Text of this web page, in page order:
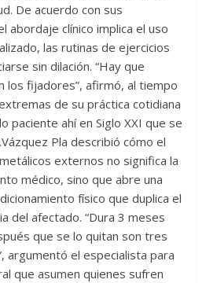
De acuerdo con sus
abordaje clínico implica el uso
las rutinas de ejercicios
sin dilación. “Hay que
los fijadores”, afirmó, al tiempo
de su práctica cotidiana
paciente ahí en Siglo XXI que se
Pla describió cómo el
externos no significa la
médico, sino que abre una
físico que duplica el
del afectado. “Dura 3 meses
que se lo quitan son tres
argumentó el especialista para
que asumen quienes sufren